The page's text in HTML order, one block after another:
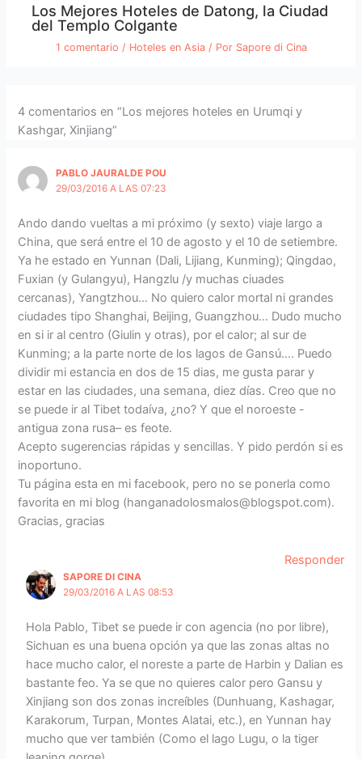
Los Mejores Hoteles de Datong, la Ciudad
del Templo Colgante
1 comentario / Hoteles en Asia/ Por Sapore di Cina
4 comentarios en “Los mejores hoteles en Urumqi y
Kashgar, Xinjiang”
PABLO JAURALDE POU
29/03/2016 A LAS 07:23
Ando dando vueltas a mi próximo (y sexto) viaje largo a
China, que será entre el 10 de agosto y el 10 de setiembre.
Ya he estado en Yunnan (Dali, Lijiang, Kunming); Qingdao,
Fuxian (y Gulangyu), Hangzlu /y muchas ciuades
cercanas), Yangtzhou… No quiero calor mortal ni grandes
ciudades tipo Shanghai, Beijing, Guangzhou… Dudo mucho
en si ir al centro (Giulin y otras), por el calor; al sur de
Kunming; a la parte norte de los lagos de Gansú…. Puedo
dividir mi estancia en dos de 15 dias, me gusta parar y
estar en las ciudades, una semana, diez días. Creo que no
se puede ir al Tibet todaíva, ¿no? Y que el noroeste -
antigua zona rusa– es feote.
Acepto sugerencias rápidas y sencillas. Y pido perdón si es
inoportuno.
Tu página esta en mi facebook, pero no se ponerla como
favorita en mi blog (hanganadolosmalos@blogspot.com).
Gracias, gracias
Responder
SAPORE DI CINA
29/03/2016 A LAS 08:53
Hola Pablo, Tibet se puede ir con agencia (no por libre),
Sichuan es una buena opción ya que las zonas altas no
hace mucho calor, el noreste a parte de Harbin y Dalian es
bastante feo. Ya se que no quieres calor pero Gansu y
Xinjiang son dos zonas increíbles (Dunhuang, Kashagar,
Karakorum, Turpan, Montes Alatai, etc.), en Yunnan hay
mucho que ver también (Como el lago Lugu, o la tiger